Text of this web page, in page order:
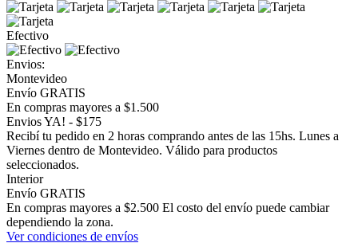
Efectivo
Envios:
Montevideo
Envío GRATIS
En compras mayores a $1.500
Envios YA! - $175
Recibí tu pedido en 2 horas comprando antes de las 15hs. Lunes a
Viernes dentro de Montevideo. Válido para productos
seleccionados.
Interior
Envío GRATIS
En compras mayores a $2.500 El costo del envío puede cambiar
dependiendo la zona.
Ver condiciones de envíos